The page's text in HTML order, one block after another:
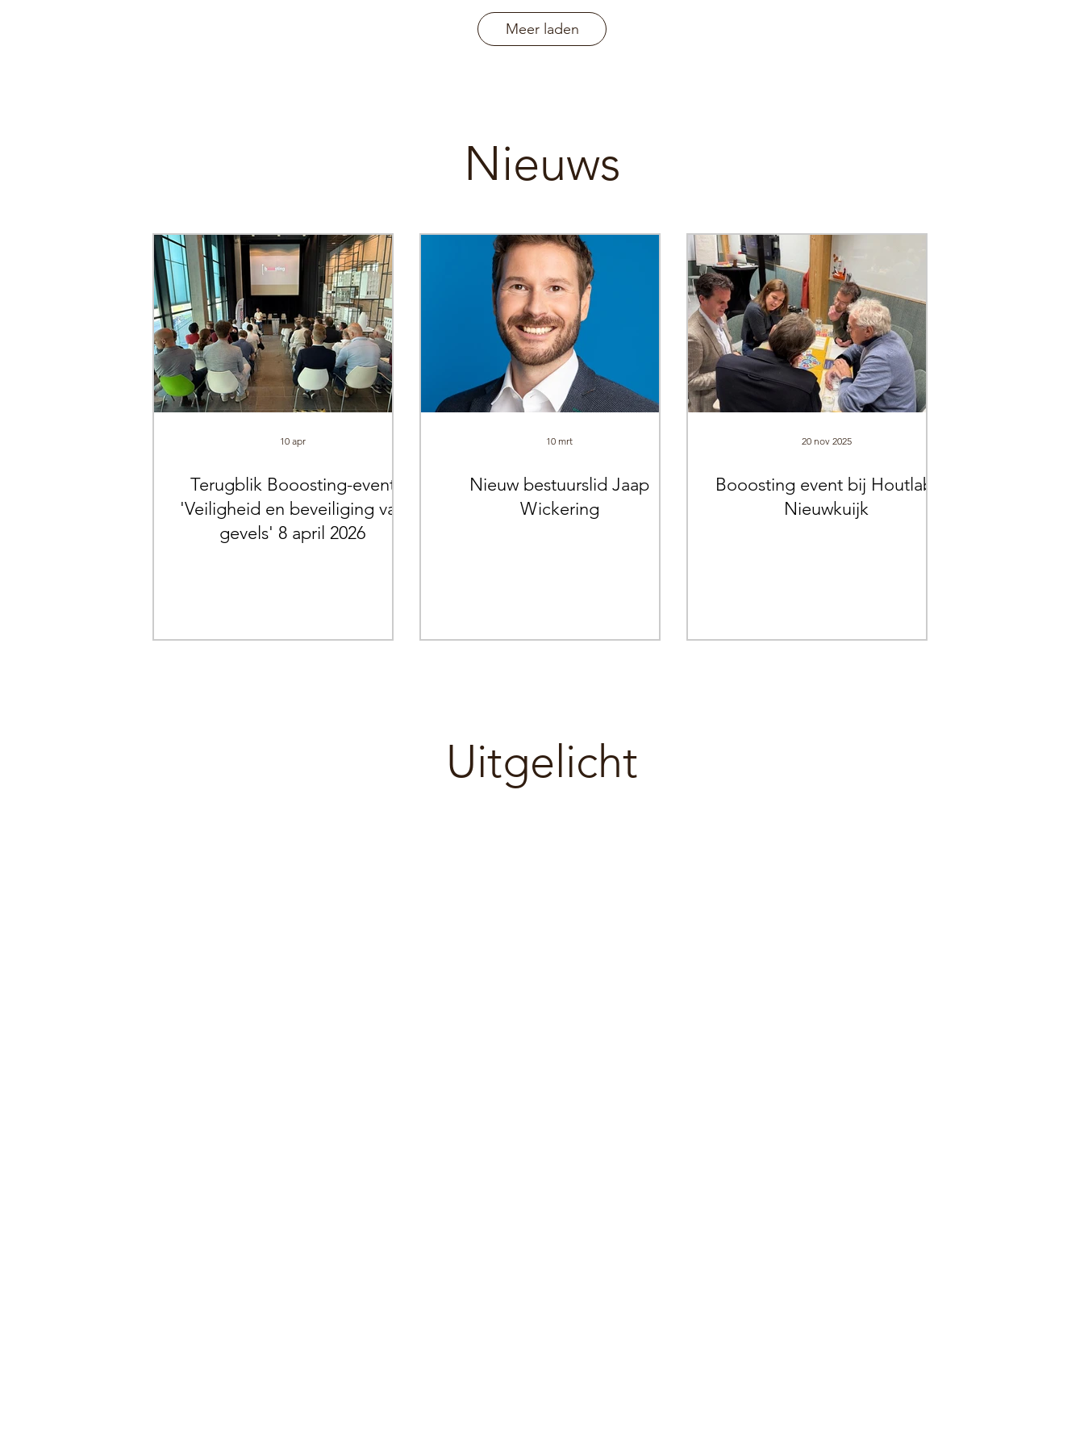
Meer laden
Nieuws
Terugblik Booosting-event
'Veiligheid en beveiliging van
gevels' 8 april 2026
10 apr
Nieuw bestuurslid Jaap
Wickering
10 mrt
Booosting event bij Houtlab.
Nieuwkuijk
20 nov 2025
Uitgelicht